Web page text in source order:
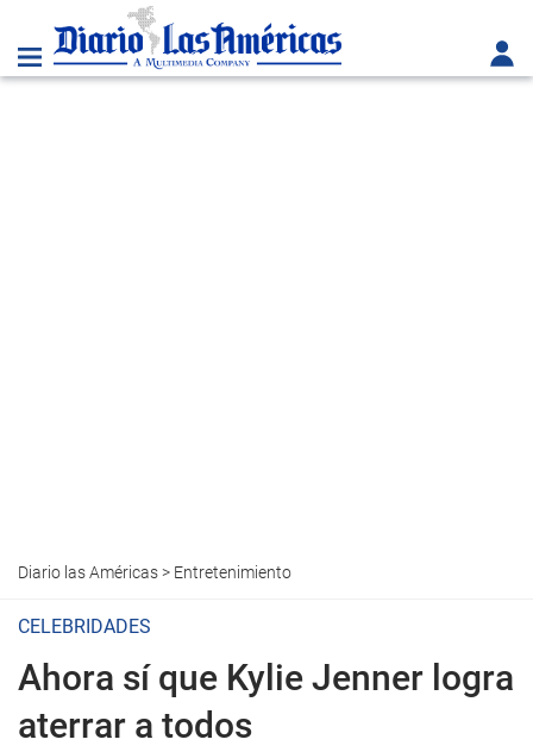
Diario las Américas> Entretenimiento
CELEBRIDADES
Ahora sí que Kylie Jenner logra
aterrar a todos